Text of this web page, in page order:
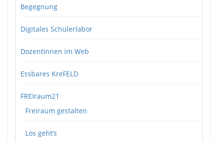
Begegnung
Digitales Schülerlabor
DozentInnen im Web
Essbares KreFELD
FREIraum21
Freiraum gestalten
Los geht’s